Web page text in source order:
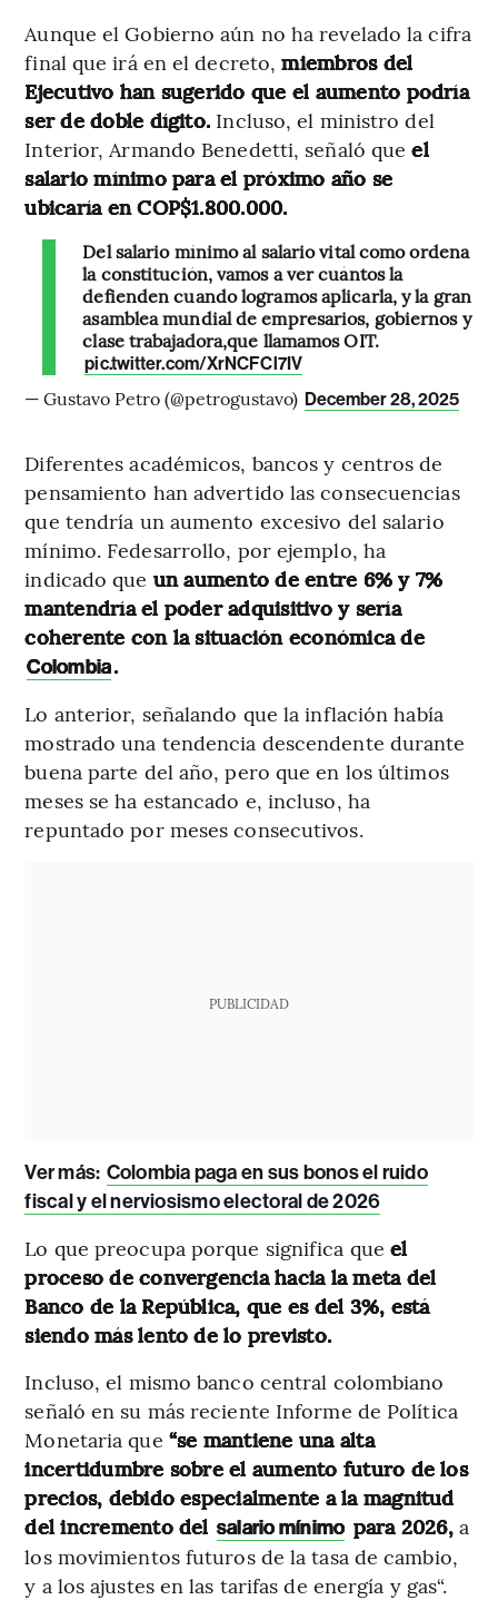
Aunque el Gobierno aún no ha revelado la cifra
final que irá en el decreto, miembros del
Ejecutivo han sugerido que el aumento podría
ser de doble dígito. Incluso, el ministro del
Interior, Armando Benedetti, señaló queel
salario mínimo para el próximo año se
ubicaría en COP$1.800.000.
Del salario mínimo al salario vital como ordena
la constitución, vamos a ver cuántos la
defienden cuando logramos aplicarla, y la gran
asamblea mundial de empresarios, gobiernos y
clase trabajadora,que llamamos OIT.
pic.twitter.com/XrNCFCl7IV
— Gustavo Petro (@petrogustavo) December 28, 2025
Diferentes académicos, bancos y centros de
pensamiento han advertido las consecuencias
que tendría un aumento excesivo del salario
mínimo. Fedesarrollo, por ejemplo, ha
indicado que un aumento de entre 6% y 7%
mantendría el poder adquisitivo y sería
coherente con la situación económica de
Colombia.
Lo anterior, señalando que la inflación había
mostrado una tendencia descendente durante
buena parte del año, pero que en los últimos
meses se ha estancado e, incluso, ha
repuntado por meses consecutivos.
PUBLICIDAD
Ver más: Colombia paga en sus bonos el ruido
fiscal y el nerviosismo electoral de 2026
Lo que preocupa porque significa queel
proceso de convergencia hacia la meta del
Banco de la República, que es del 3%, está
siendo más lento de lo previsto.
Incluso, el mismo banco central colombiano
señaló en su más reciente Informe de Política
Monetaria que “se mantiene una alta
incertidumbre sobre el aumento futuro de los
precios, debido especialmente a la magnitud
del incremento del salario mínimo para 2026,a
los movimientos futuros de la tasa de cambio,
y a los ajustes en las tarifas de energía y gas“.